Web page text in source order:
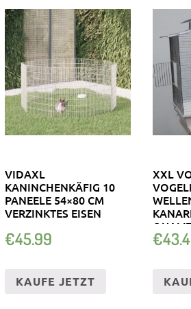
VIDAXL
KANINCHENKÄFIG 10
PANEELE 54×80 CM
VERZINKTES EISEN
€45.99
KAUFE JETZT
XXL
€